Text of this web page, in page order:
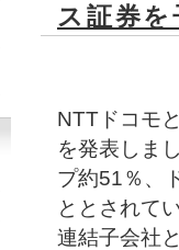
ス証券
NTTドコモ
を発表しま
プ約51％、
ととされて
連結子会社